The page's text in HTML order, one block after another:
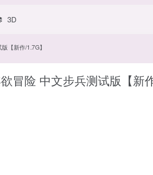
3D
【新作/1.7G】
冒险 中文步兵测试版【新